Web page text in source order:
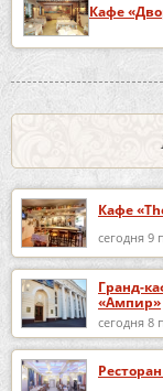
Кафе
Кафе
сегодня 9
Гранд-
«Ампир»
сегодня 8